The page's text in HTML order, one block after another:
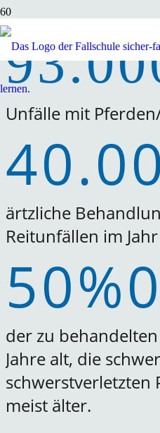
SICHER-FALLEN
beim Reiten
Unfälle mit
ärtzliche
Reitunfällen im Jahr
50%0
der zu
Jahre alt, die
schwerstverletzten
meist älter.